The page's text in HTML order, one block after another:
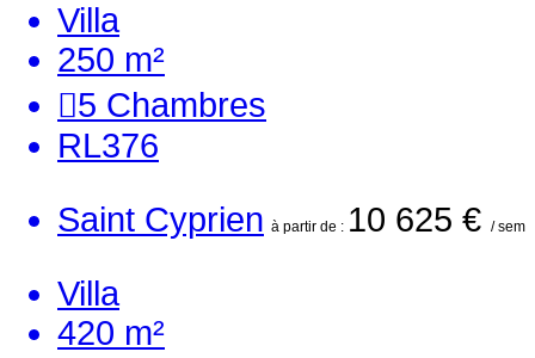
Villa
250 m²
5 Chambres
RL376
à partir de : 10 625 € / sem
Saint Cyprien
Villa
420 m²